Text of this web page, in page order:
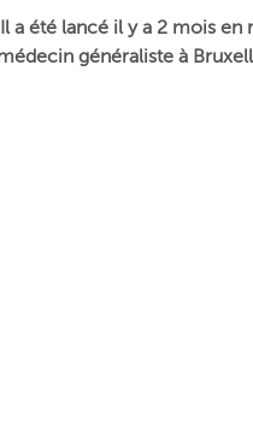
a été lancé il y a 2 mois
généraliste à